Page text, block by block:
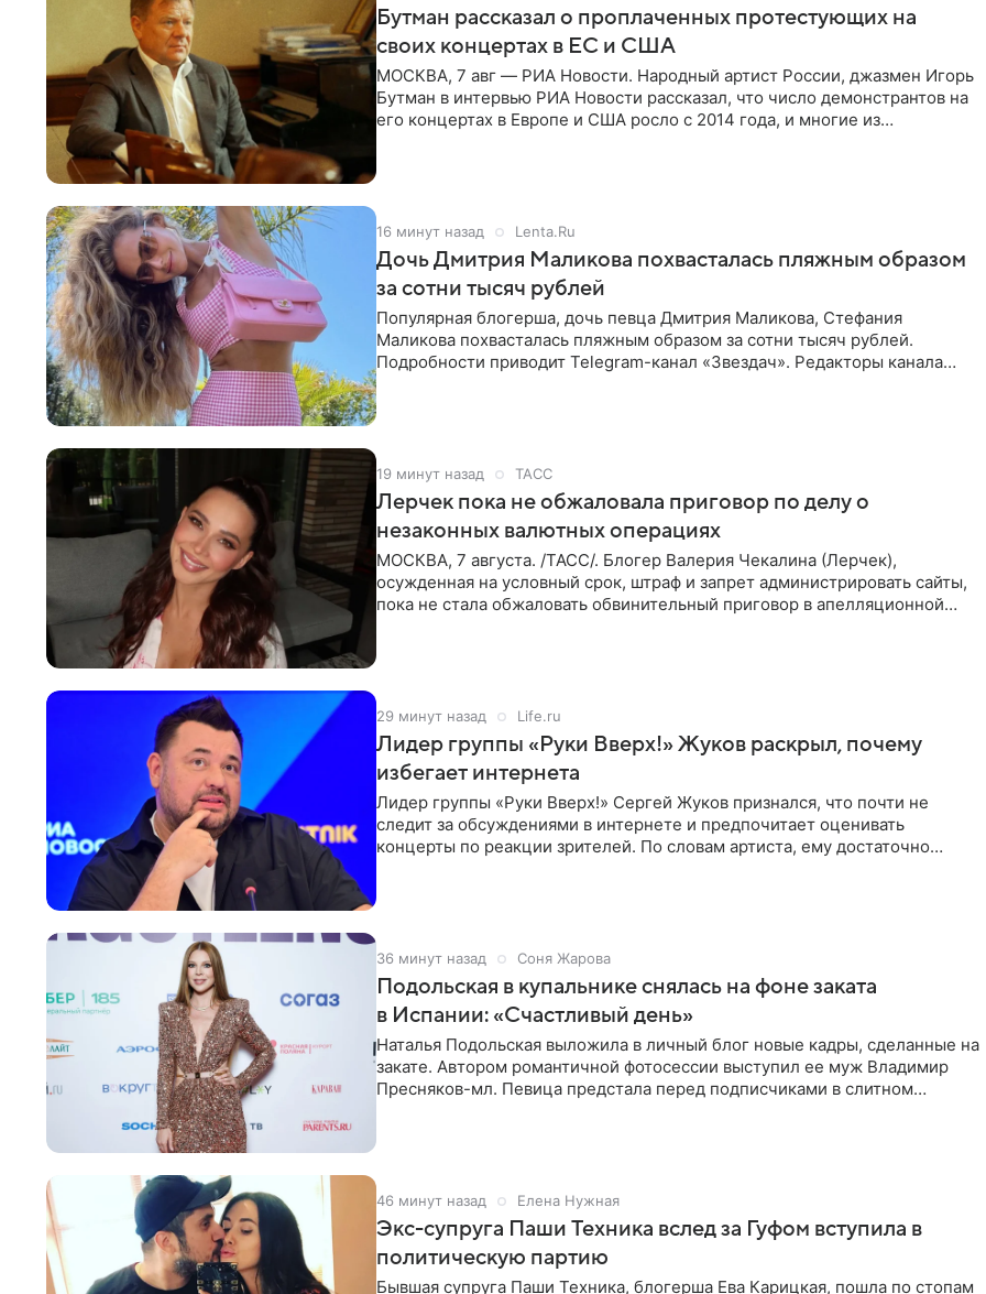
Бутман рассказал о проплаченных протестующих на
своих концертах в ЕС и США
МОСКВА, 7 авг — РИА Новости. Народный артист России, джазмен Игорь
Бутман в интервью РИА Новости рассказал, что число демонстрантов на
его концертах в Европе и США росло с 2014 года, и многие из
16 минут назад Lenta.Ru
Дочь Дмитрия Маликова похвасталась пляжным образом
за сотни тысяч рублей
Популярная блогерша, дочь певца Дмитрия Маликова, Стефания
Маликова похвасталась пляжным образом за сотни тысяч рублей.
Подробности приводит Telegram-канал «Звездач». Редакторы канала
19 минут назад ТАСС
Лерчек пока не обжаловала приговор по делу о
незаконных валютных операциях
МОСКВА, 7 августа. /ТАСС/. Блогер Валерия Чекалина (Лерчек),
осужденная на условный срок, штраф и запрет администрировать сайты,
пока не стала обжаловать обвинительный приговор в апелляционной
29 минут назад Life.ru
Лидер группы «Руки Вверх!» Жуков раскрыл, почему
избегает интернета
Лидер группы «Руки Вверх!» Сергей Жуков признался, что почти не
следит за обсуждениями в интернете и предпочитает оценивать
концерты по реакции зрителей. По словам артиста, ему достаточно
36 минут назад Соня Жарова
Подольская в купальнике снялась на фоне заката
в Испании: «Счастливый день»
Наталья Подольская выложила в личный блог новые кадры, сделанные на
закате. Автором романтичной фотосессии выступил ее муж Владимир
Пресняков-мл. Певица предстала перед подписчиками в слитном
46 минут назад Елена Нужная
Экс-супруга Паши Техника вслед за Гуфом вступила в
политическую партию
Бывшая супруга Паши Техника, блогерша Ева Карицкая, пошла по стопам